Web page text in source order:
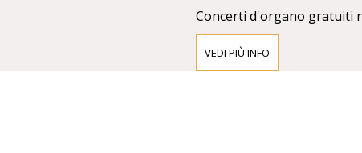
Concerti d'organo gratuiti
celebrare il 40°
stato realizzato nell'officina
VEDI PIÙ INFO